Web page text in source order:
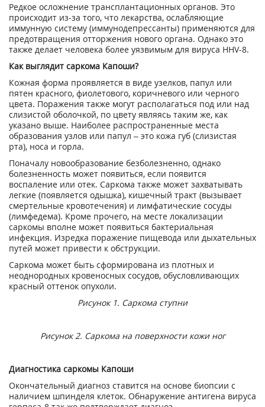
Редкое осложнение трансплантационных органов. Это
происходит из-за того, что лекарства, ослабляющие
иммунную систему (иммунодепрессанты) применяются для
предотвращения отторжения нового органа. Однако это
также делает человека более уязвимым для вируса HHV-8.
Как выглядит саркома Капоши?
Кожная форма проявляется в виде узелков, папул или
пятен красного, фиолетового, коричневого или черного
цвета. Поражения также могут располагаться под или над
слизистой оболочкой, по цвету являясь таким же, как
указано выше. Наиболее распространенные места
образования узлов или папул – это кожа губ (слизистая
рта), носа и горла.
Поначалу новообразование безболезненно, однако
болезненность может появиться, если появится
воспаление или отек. Саркома также может захватывать
легкие (появляется одышка), кишечный тракт (вызывает
смертельные кровотечения) и лимфатические сосуды
(лимфедема). Кроме прочего, на месте локализации
саркомы вполне может появиться бактериальная
инфекция. Изредка поражение пищевода или дыхательных
путей может привести к обструкции.
Саркома может быть сформирована из плотных и
неоднородных кровеносных сосудов, обусловливающих
красный оттенок опухоли.
Рисунок 1. Саркома ступни
Рисунок 2. Саркома на поверхности кожи ног
Диагностика саркомы Капоши
Окончательный диагноз ставится на основе биопсии с
наличием шпинделя клеток. Обнаружение антигена вируса